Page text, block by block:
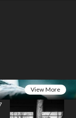
View More